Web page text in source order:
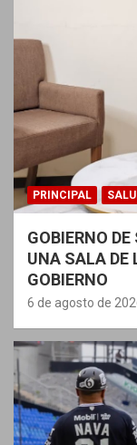
PRINCIPAL
GOBIERNO
UNA SALA DE
GOBIERNO
6 de agosto de